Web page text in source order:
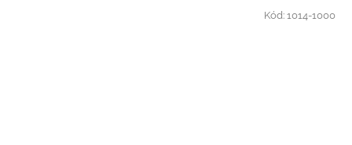
Kód:1014-1000